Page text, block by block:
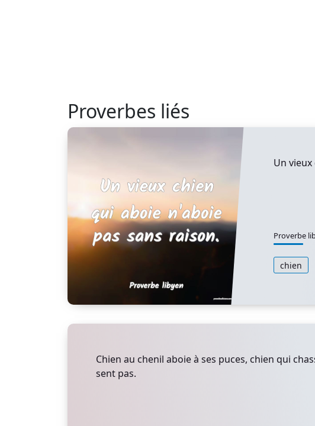
Proverbes liés
Un
Proverbe
chien
Chien au chenil aboie à ses puces, chien qui
sent pas.